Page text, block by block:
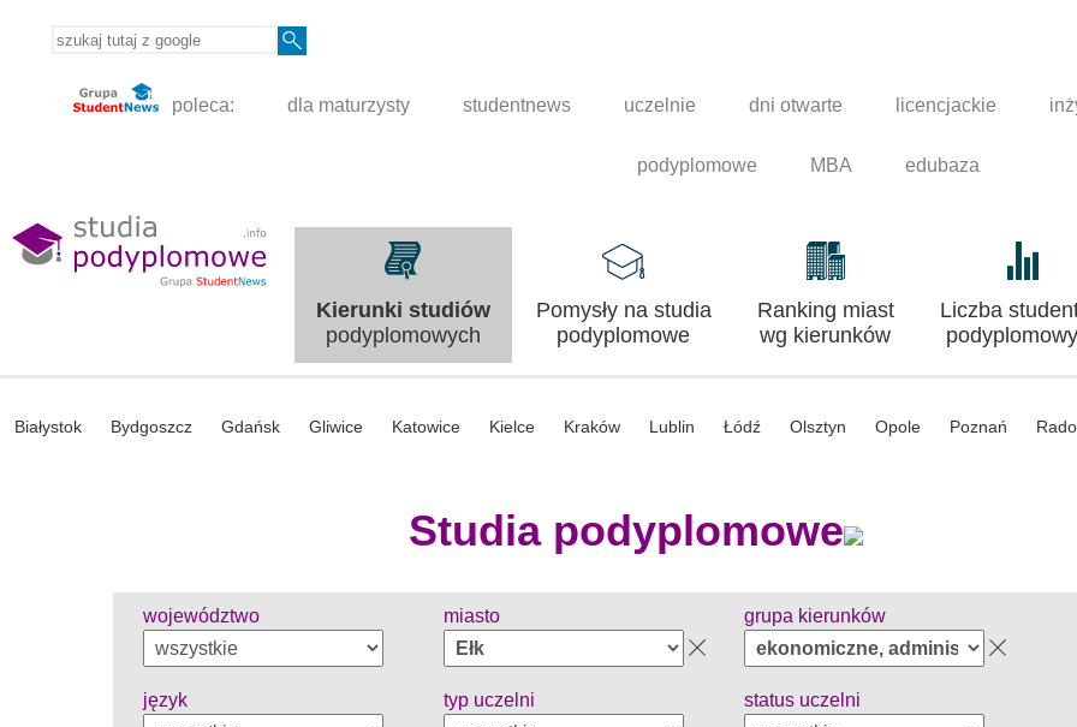
poleca: dla maturzysty studentnews uczelnie dni otwarte licencjackie
podyplomowe MBA edubaza
Kierunki studiów
podyplomowych
Pomysły na studia
podyplomowe
Ranking miast
wg kierunków
Liczba
Białystok Bydgoszcz Gdańsk Gliwice Katowice Kielce Kraków Lublin Łódź Olsztyn Opole Poznań
Studia podyplomowe
województwo miasto grupa kierunków
język typ uczelni status uczelni